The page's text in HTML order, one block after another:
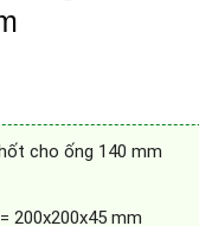
cho ống 140 mm
200x200x45 mm